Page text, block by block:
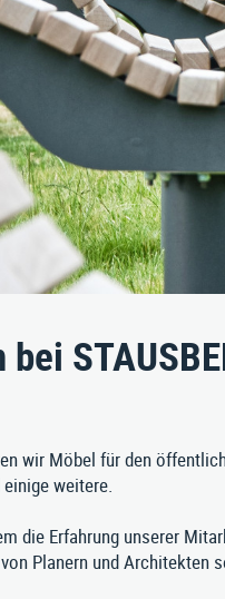
Pflanztröge
Rund-Vieleckbänke
Kremszell 3, A-4531 Kematen an
wir Möbel für den
einige weitere.
die Erfahrung unserer
Planern und Architekten